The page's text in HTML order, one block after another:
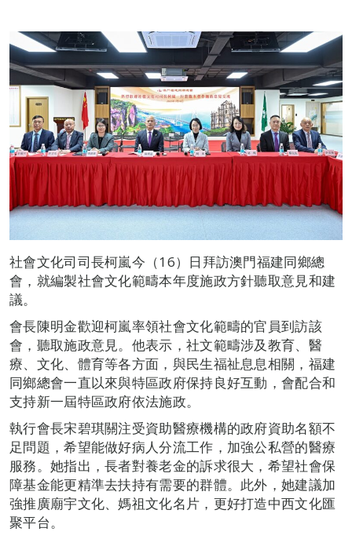
社會文化司司長柯嵐今（16）日拜訪澳門福建同鄉總
會，就編製社會文化範疇本年度施政方針聽取意見和建
議。
會長陳明金歡迎柯嵐率領社會文化範疇的官員到訪該
會，聽取施政意見。他表示，社文範疇涉及教育、醫
療、文化、體育等各方面，與民生福祉息息相關，福建
同鄉總會一直以來與特區政府保持良好互動，會配合和
支持新一屆特區政府依法施政。
執行會長宋碧琪關注受資助醫療機構的政府資助名額不
足問題，希望能做好病人分流工作，加強公私營的醫療
服務。她指出，長者對養老金的訴求很大，希望社會保
障基金能更精準去扶持有需要的群體。此外，她建議加
強推廣廟宇文化、媽祖文化名片，更好打造中西文化匯
聚平台。